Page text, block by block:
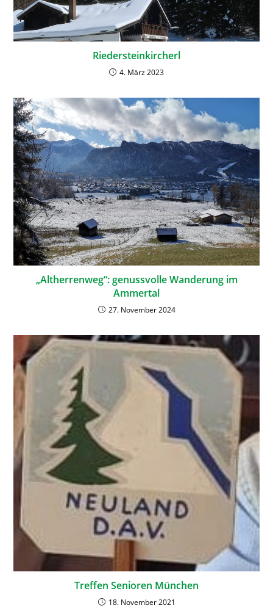
Riedersteinkircherl
4. März 2023
„Altherrenweg“: genussvolle Wanderung im
Ammertal
27. November 2024
Treffen Senioren München
18. November 2021